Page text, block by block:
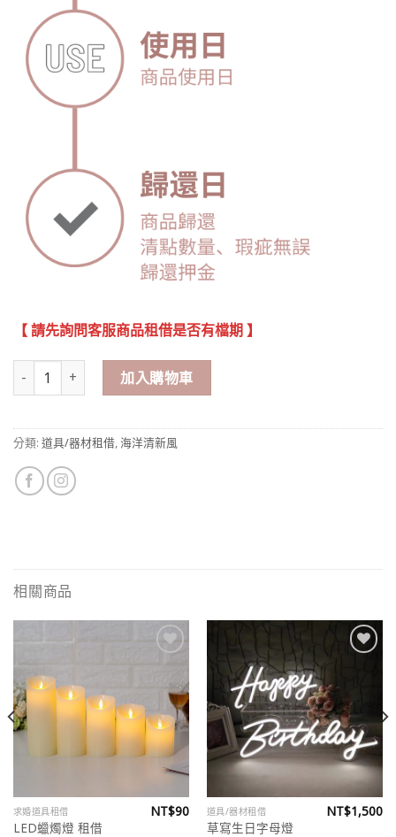
【 請先詢問客服商品租借是否有檔期 】
海洋風 魚串掛飾 數量加入購物車
分類: 道具/器材租借 海洋清新風
相關商品
Add to
wishlist
求婚道具租借
LED蠟燭燈 租借
NT$90
wishlist
道具/器材租借
草寫生日字母燈
NT$1,500